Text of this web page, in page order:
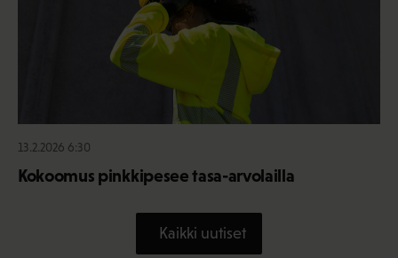
13.2.2026 6:30
Kokoomus pinkkipesee tasa-arvolailla
Kaikki uutiset